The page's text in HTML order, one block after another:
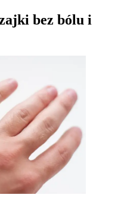
bez bólu i